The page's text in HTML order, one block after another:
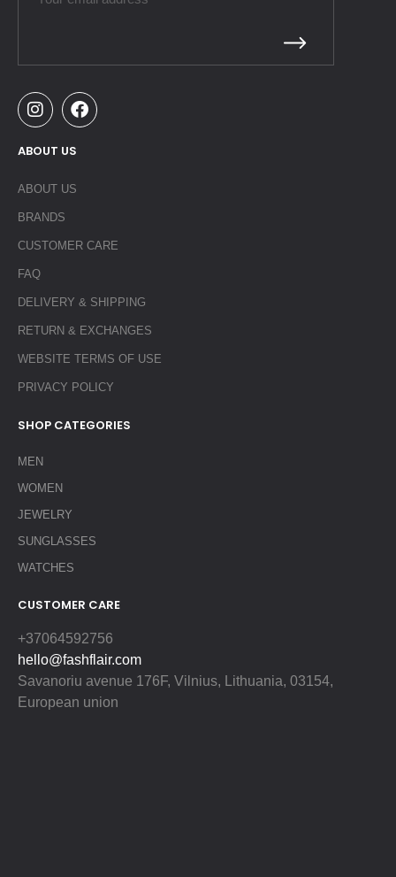
ABOUT US
ABOUT US
BRANDS
CUSTOMER CARE
FAQ
DELIVERY & SHIPPING
RETURN & EXCHANGES
WEBSITE TERMS OF USE
PRIVACY POLICY
SHOP CATEGORIES
MEN
WOMEN
JEWELRY
SUNGLASSES
WATCHES
CUSTOMER CARE
+37064592756
hello@fashflair.com
Savanoriu avenue 176F, Vilnius, Lithuania, 03154,
European union